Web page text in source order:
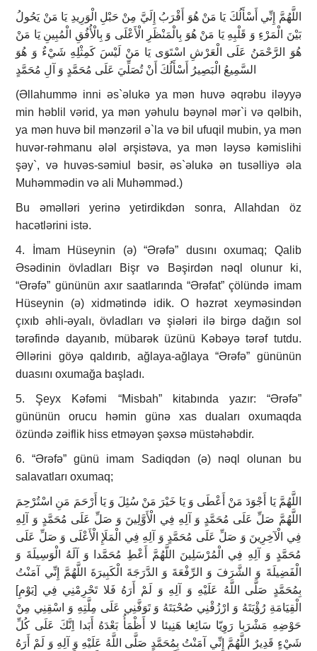
اللَّهُمَّ إِنِّي أَسْأَلُكَ يَا مَنْ هُوَ أَقْرَبُ إِلَيَّ مِنْ حَبْلِ الْوَرِيدِ يَا مَنْ يَحُولُ
بَيْنَ الْمَرْءِ وَ قَلْبِهِ يَا مَنْ هُوَ بِالْمَنْظَرِ الْأَعْلَى وَ بِالْأُفُقِ الْمُبِينِ يَا مَنْ
هُوَ الرَّحْمَنُ عَلَى الْعَرْشِ اسْتَوَى يَا مَنْ لَيْسَ كَمِثْلِهِ شَيْ‏ءٌ وَ هُوَ
السَّمِيعُ الْبَصِيرُ أَسْأَلُكَ أَنْ تُصَلِّيَ عَلَى مُحَمَّدٍ وَ آلِ مُحَمَّدٍ
(Əllahummə inni əs`əlukə ya mən huvə əqrəbu iləyyə
min həblil vərid, ya mən yəhulu bəy­nəl mər`i və qəlbih,
ya mən huvə bil mənzəril ə`la və bil ufuqil mubin, ya mən
huvər-rəhmanu ələl ərşis­tə­va, ya mən ləysə kəmislihi
şəy`, və huvəs-sə­miul bəsir, əs`əlukə ən tu­səl­liyə əla
Muhəmmədin və ali Muhəm­məd.)
Bu əməlləri yerinə yetirdikdən sonra, Allahdan öz
hacətlərini istə.
4. İmam Hüseynin (ə) “Ərəfə” dusını oxumaq; Qalib
Əsədinin övladları Bişr və Bəşirdən nəql olunur ki,
“Ərəfə” gününün axır saatlarında “Ərəfat” çölündə imam
Hüseynin (ə) xidmətində idik. O həzrət xeyməsindən
çıxıb əhli-əyalı, övladları və şiələri ilə birgə dağın sol
tərəfində dayanıb, mübarək üzünü Kəbəyə tərəf tutdu.
Əllərini göyə qaldırıb, ağlaya-ağlaya “Ərəfə” gününün
duasını oxumağa başladı.
5. Şeyx Kəfəmi “Misbah” kitabında yazır: “Ərəfə”
gününün orucu həmin günə xas duaları oxumaqda
özündə zəiflik hiss etməyən şəxsə müstəhəbdir.
6. “Ərəfə” günü imam Sadiqdən (ə) nəql olunan bu
salavatları oxumaq;
اللَّهُمَّ يَا أَجْوَدَ مَنْ أَعْطَى وَ يَا خَيْرَ مَنْ سُئِلَ وَ يَا أَرْحَمَ مَنِ اسْتُرْحِمَ
اللَّهُمَّ صَلِّ عَلَى مُحَمَّدٍ وَ آلِهِ فِي الْأَوَّلِينَ وَ صَلِّ عَلَى مُحَمَّدٍ وَ آلِهِ
فِي الْآخِرِينَ وَ صَلِّ عَلَى مُحَمَّدٍ وَ آلِهِ فِي الْمَلَإِ الْأَعْلَى وَ صَلِّ عَلَى
مُحَمَّدٍ وَ آلِهِ فِي الْمُرْسَلِينَ اللَّهُمَّ أَعْطِ مُحَمَّدا وَ آلَهُ الْوَسِيلَةَ وَ
الْفَضِيلَةَ وَ الشَّرَفَ وَ الرِّفْعَةَ وَ الدَّرَجَةَ الْكَبِيرَةَ اللَّهُمَّ إِنِّي آمَنْتُ
بِمُحَمَّدٍ صَلَّى اللَّهُ عَلَيْهِ وَ آلِهِ وَ لَمْ أَرَهُ فَلا تَحْرِمْنِي فِي [يَوْمِ‏]
الْقِيَامَةِ رُؤْيَتَهُ وَ ارْزُقْنِي صُحْبَتَهُ وَ تَوَفَّنِي عَلَى مِلَّتِهِ وَ اسْقِنِي مِنْ
حَوْضِهِ مَشْرَبا رَوِيّا سَائِغا هَنِيئا لا أَظْمَأُ بَعْدَهُ أَبَدا اِنَّكَ عَلَى كُلِّ
شَيْ‏ءٍ قَدِيرٌ اللَّهُمَّ إِنِّي آمَنْتُ بِمُحَمَّدٍ صَلَّى اللَّهُ عَلَيْهِ وَ آلِهِ وَ لَمْ أَرَهُ